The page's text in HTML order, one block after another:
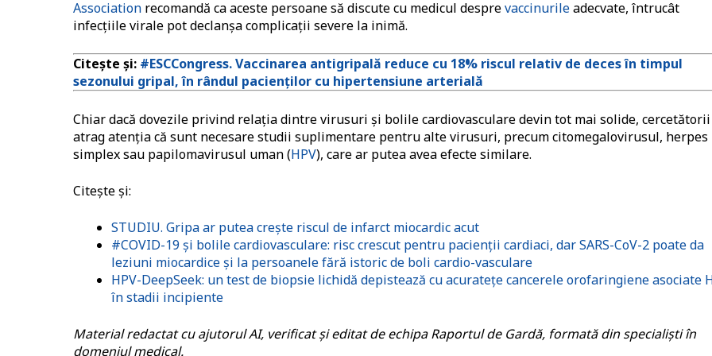
Association recomandă ca aceste persoane să discute cu medicul desprevaccinurileadecvate, întrucât
infecțiile virale pot declanșa complicații severe la inimă.
Citește și: #ESCCongress. Vaccinarea antigripală reduce cu 18% riscul relativ de deces în timpul
sezonului gripal, în rândul pacienților cu hipertensiune arterială
Chiar dacă dovezile privind relația dintre virusuri și bolile cardiovasculare devin tot mai solide, cercetătorii
atrag atenția că sunt necesare studii suplimentare pentru alte virusuri, precum citomegalovirusul, herpes
simplex sau papilomavirusul uman (HPV), care ar putea avea efecte similare.
Citește și:
STUDIU. Gripa ar putea crește riscul de infarct miocardic acut
#COVID-19 și bolile cardiovasculare: risc crescut pentru pacienții cardiaci, dar SARS-CoV-2 poate da
leziuni miocardice și la persoanele fără istoric de boli cardio-vasculare
HPV-DeepSeek: un test de biopsie lichidă depistează cu acuratețe cancerele orofaringiene asociate
în stadii incipiente
Material redactat cu ajutorul AI, verificat și editat de echipa Raportul de Gardă, formată din specialiști în
domeniul medical.